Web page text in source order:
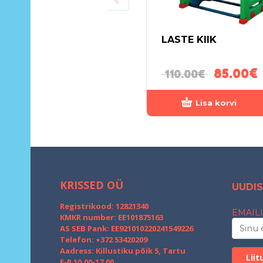
LASTE KIIK
110.00€ 85.00€
Lisa korvi
KRISSED OÜ
Registrikood: 12821340
KMKR number: EE101875163
AS SEB Pank: EE921010220241549226
Telefon: +372 53420209
Aadress: Killustiku põik 5, Tartu